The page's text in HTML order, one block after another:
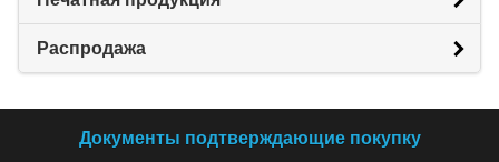
Распродажа
Документы подтверждающие покупку